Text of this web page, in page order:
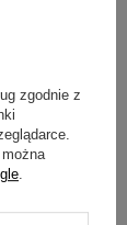
zgodnie z
.